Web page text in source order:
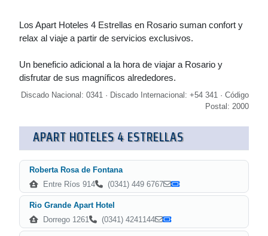
Los Apart Hoteles 4 Estrellas en Rosario suman confort y
relax al viaje a partir de servicios exclusivos.
Un beneficio adicional a la hora de viajar a Rosario y
disfrutar de sus magníficos alrededores.
Discado Nacional: 0341 · Discado Internacional: +54 341 · Código
Postal: 2000
APART HOTELES 4 ESTRELLAS
Roberta Rosa de Fontana
Entre Ríos 914
(0341) 449 6767
Rio Grande Apart Hotel
Dorrego 1261
(0341) 4241144